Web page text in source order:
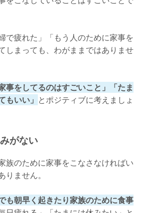
で疲れた」「もう人のために家事を
しまっても、わがままではありませ
事をしてるのはすごいこと」「たま
もいい」 とポジティブに考えましょ
がない
族のために家事をこなさなければい
ません。
も朝早く起きたり家族のために食事